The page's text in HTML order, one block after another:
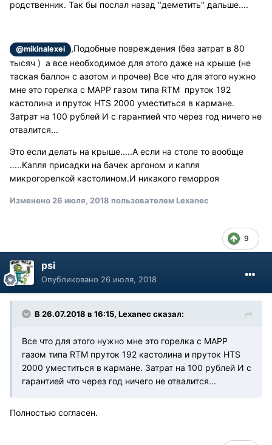
родственник. Так бы послал назад "деметить" дальше....
@mikinalexei
,Подобные повреждения (без затрат в 80
тысяч ) а все необходимое для этого даже на крыше (не
таская баллон с азотом и прочее) Все что для этого нужно
мне это горелка с МАРР газом типа RTM пруток 192
кастолина и пруток HTS 2000 уместиться в кармане.
Затрат на 100 рублей И с гарантией что через год ничего не
отвалится...
Это если делать на крыше.....А если на столе то вообще
.....Капля присадки на бачек аргоном и капля
микрогорелкой кастолином.И никакого геморроя
Изменено 26 июля, 2018 пользователем Lexanec
9
psi
Опубликовано 26 июля, 2018
В 26.07.2018 в 16:15, Lexanec сказал:
Все что для этого нужно мне это горелка с МАРР
газом типа RTM пруток 192 кастолина и пруток HTS
2000 уместиться в кармане. Затрат на 100 рублей И с
гарантией что через год ничего не отвалится...
Полностью согласен.